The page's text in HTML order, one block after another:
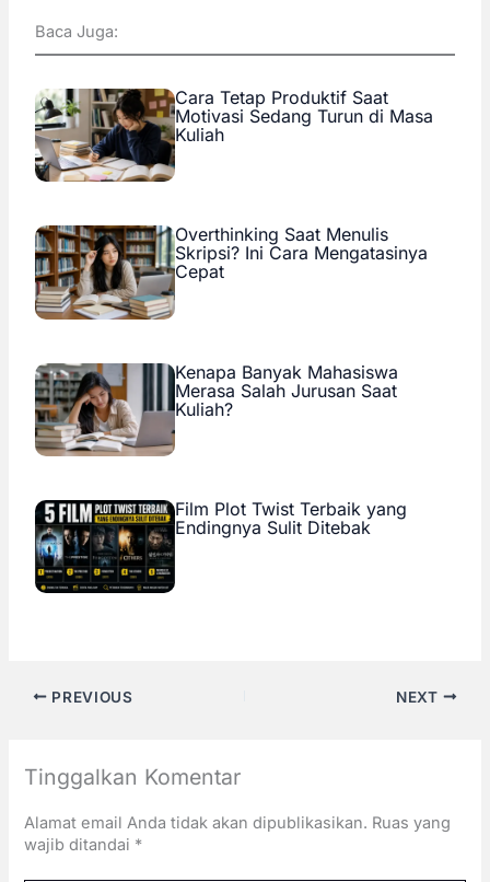
Baca Juga:
Cara Tetap Produktif Saat
Motivasi Sedang Turun di Masa
Kuliah
Overthinking Saat Menulis
Skripsi? Ini Cara Mengatasinya
Cepat
Kenapa Banyak Mahasiswa
Merasa Salah Jurusan Saat
Kuliah?
Film Plot Twist Terbaik yang
Endingnya Sulit Ditebak
PREVIOUS NEXT
Tinggalkan Komentar
Alamat email Anda tidak akan dipublikasikan. Ruas yang
wajib ditandai *